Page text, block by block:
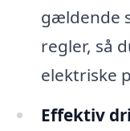
gældende
regler, så
elektriske
Effektiv